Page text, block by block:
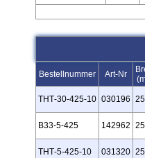
Bestellnummer Art-Nr
THT‑30‑425‑10 030196
B33‑5‑425 142962
THT‑5‑425‑10 031320